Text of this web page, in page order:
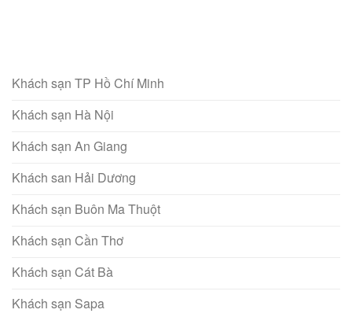
Khách sạn TP Hồ Chí Minh
Khách sạn Hà Nội
Khách sạn An Giang
Khách san Hải Dương
Khách sạn Buôn Ma Thuột
Khách sạn Cần Thơ
Khách sạn Cát Bà
Khách sạn Sapa